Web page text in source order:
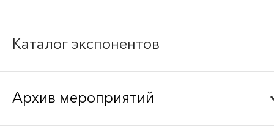
Каталог экспонентов
Архив мероприятий